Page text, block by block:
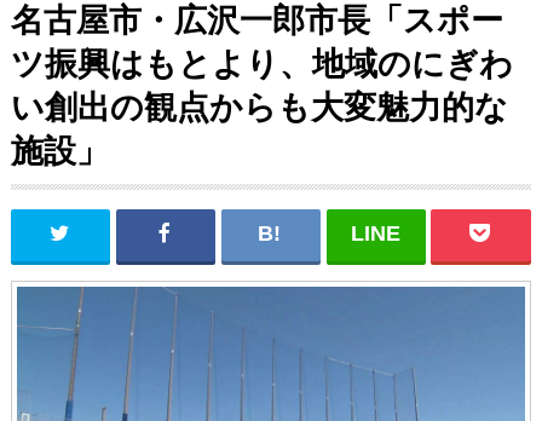
名古屋市・広沢一郎市長「スポー
ツ振興はもとより、地域のにぎわ
い創出の観点からも大変魅力的な
施設」